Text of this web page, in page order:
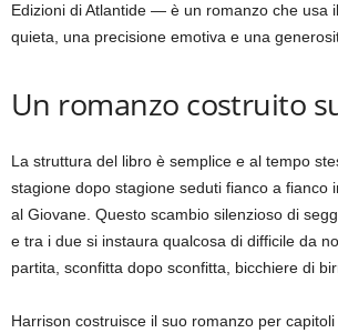
Edizioni di Atlantide — è un romanzo che usa
quieta, una precisione emotiva e una
Un romanzo costruito
La struttura del libro è semplice e al tempo
stagione dopo stagione seduti fianco a fianco
al Giovane. Questo scambio silenzioso di
e tra i due si instaura qualcosa di difficile da
partita, sconfitta dopo sconfitta, bicchiere di
Harrison costruisce il suo romanzo per